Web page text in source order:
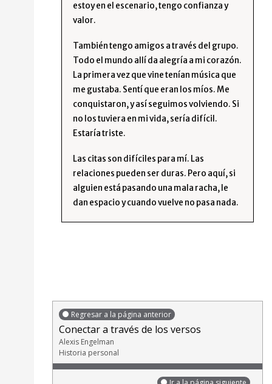
estoy en el escenario, tengo confianza y
valor.
También tengo amigos a través del grupo.
Todo el mundo allí da alegría a mi corazón.
La primera vez que vine tenían música que
me gustaba. Sentí que eran los míos. Me
conquistaron, y así seguimos volviendo. Si
no los tuviera en mi vida, sería difícil.
Estaría triste.
Las citas son difíciles para mí. Las
relaciones pueden ser duras. Pero aquí, si
alguien está pasando una mala racha, le
dan espacio y cuando vuelve no pasa nada.
Regresar a la página anterior
Conectar a través de los versos
Alexis Engelman
Historia personal